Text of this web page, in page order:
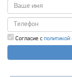
Согласие с политикой